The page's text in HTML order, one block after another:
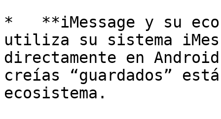
*   **iMessage y su
utiliza su sistema
directamente en
creías “guardados”
ecosistema.